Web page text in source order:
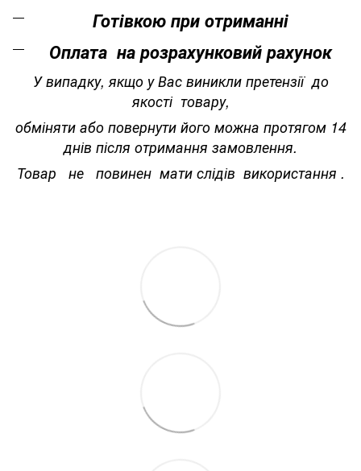
Готівкою при отриманні
Оплата на розрахунковий рахунок
У випадку, якщо у Вас виникли претензії до
якості товару,
обміняти або повернути його можна протягом 14
днів після отримання замовлення.
Товар не повинен мати слідів використання .